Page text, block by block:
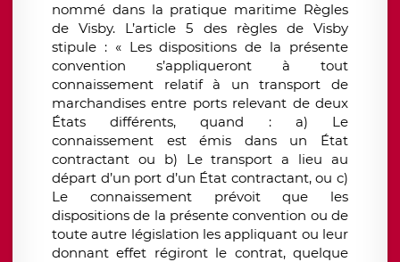
nommé dans la pratique maritime Règles
de Visby. L’article 5 des règles de Visby
stipule : « Les dispositions de la présente
convention s’appliqueront à tout
connaissement relatif à un transport de
marchandises entre ports relevant de deux
États différents, quand : a) Le
connaissement est émis dans un État
contractant ou b) Le transport a lieu au
départ d’un port d’un État contractant, ou c)
Le connaissement prévoit que les
dispositions de la présente convention ou de
toute autre législation les appliquant ou leur
donnant effet régiront le contrat, quelque